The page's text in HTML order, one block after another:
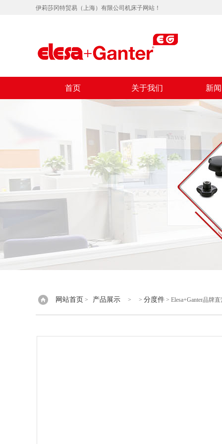
伊莉莎冈特贸易（上海）有限公司机床子网站！
首页 关于我们 新
网站首页 > 产品展示 > > 分度件 > Elesa+Ganter品牌